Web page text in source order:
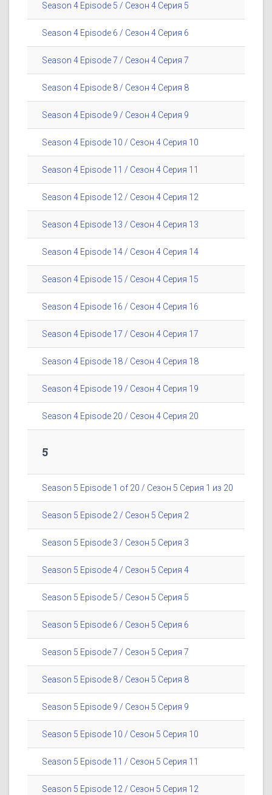
Season 4 Episode 5 / Сезон 4 Серия 5
Season 4 Episode 6 / Сезон 4 Серия 6
Season 4 Episode 7 / Сезон 4 Серия 7
Season 4 Episode 8 / Сезон 4 Серия 8
Season 4 Episode 9 / Сезон 4 Серия 9
Season 4 Episode 10 / Сезон 4 Серия 10
Season 4 Episode 11 / Сезон 4 Серия 11
Season 4 Episode 12 / Сезон 4 Серия 12
Season 4 Episode 13 / Сезон 4 Серия 13
Season 4 Episode 14 / Сезон 4 Серия 14
Season 4 Episode 15 / Сезон 4 Серия 15
Season 4 Episode 16 / Сезон 4 Серия 16
Season 4 Episode 17 / Сезон 4 Серия 17
Season 4 Episode 18 / Сезон 4 Серия 18
Season 4 Episode 19 / Сезон 4 Серия 19
Season 4 Episode 20 / Сезон 4 Серия 20
5
Season 5 Episode 1 of 20 / Сезон 5 Серия 1 из 20
Season 5 Episode 2 / Сезон 5 Серия 2
Season 5 Episode 3 / Сезон 5 Серия 3
Season 5 Episode 4 / Сезон 5 Серия 4
Season 5 Episode 5 / Сезон 5 Серия 5
Season 5 Episode 6 / Сезон 5 Серия 6
Season 5 Episode 7 / Сезон 5 Серия 7
Season 5 Episode 8 / Сезон 5 Серия 8
Season 5 Episode 9 / Сезон 5 Серия 9
Season 5 Episode 10 / Сезон 5 Серия 10
Season 5 Episode 11 / Сезон 5 Серия 11
Season 5 Episode 12 / Сезон 5 Серия 12